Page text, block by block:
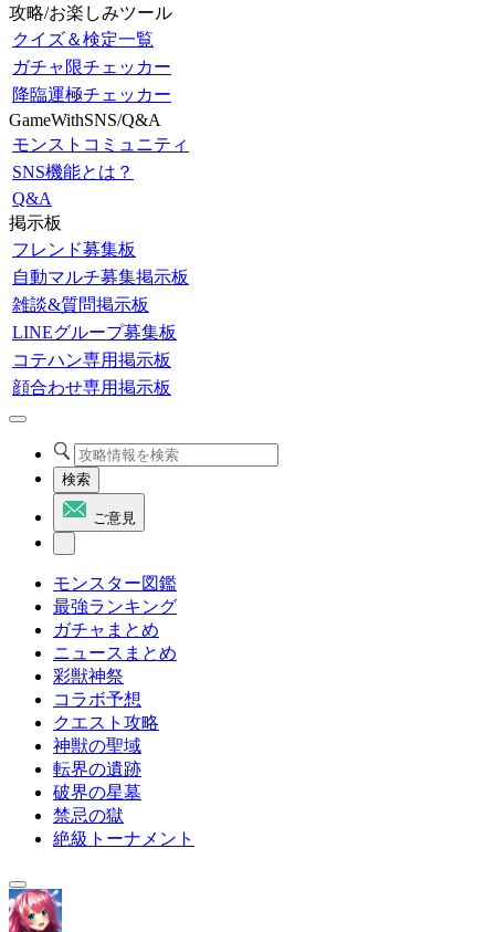
攻略/お楽しみツール
クイズ＆検定一覧
ガチャ限チェッカー
降臨運極チェッカー
GameWithSNS/Q&A
モンストコミュニティ
SNS機能とは？
Q&A
掲示板
フレンド募集板
自動マルチ募集掲示板
雑談&質問掲示板
LINEグループ募集板
コテハン専用掲示板
顔合わせ専用掲示板
検索
ご意見
モンスター図鑑
最強ランキング
ガチャまとめ
ニュースまとめ
彩獣神祭
コラボ予想
クエスト攻略
神獣の聖域
転界の遺跡
破界の星墓
禁忌の獄
絶級トーナメント